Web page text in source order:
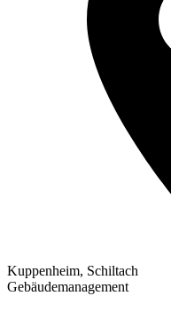
Kuppenheim, Schiltach
Gebäudemanagement